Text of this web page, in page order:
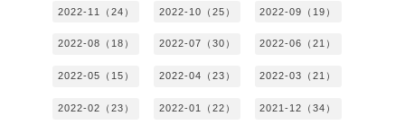
2022-11（24） 2022-10（25） 2022-09（19）
2022-08（18） 2022-07（30） 2022-06（21）
2022-05（15） 2022-04（23） 2022-03（21）
2022-02（23） 2022-01（22） 2021-12（34）